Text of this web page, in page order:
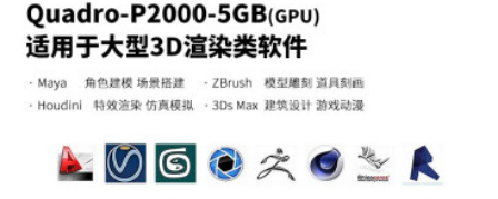
IPSカマムG 3930 T 4
G 500 G DVD W 7専
Gハクを搭载していま
す。
モデルモデルモデル
モデル